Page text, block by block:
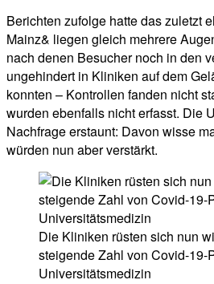
Berichten zufolge hatte das zuletzt
Mainz& liegen gleich mehrere
nach denen Besucher noch in den
ungehindert in Kliniken auf dem
konnten – Kontrollen fanden nicht
wurden ebenfalls nicht erfasst. Die
Nachfrage erstaunt: Davon wisse
würden nun aber verstärkt.
Die Kliniken rüsten sich nun
steigende Zahl von Covid-19-
Universitätsmedizin